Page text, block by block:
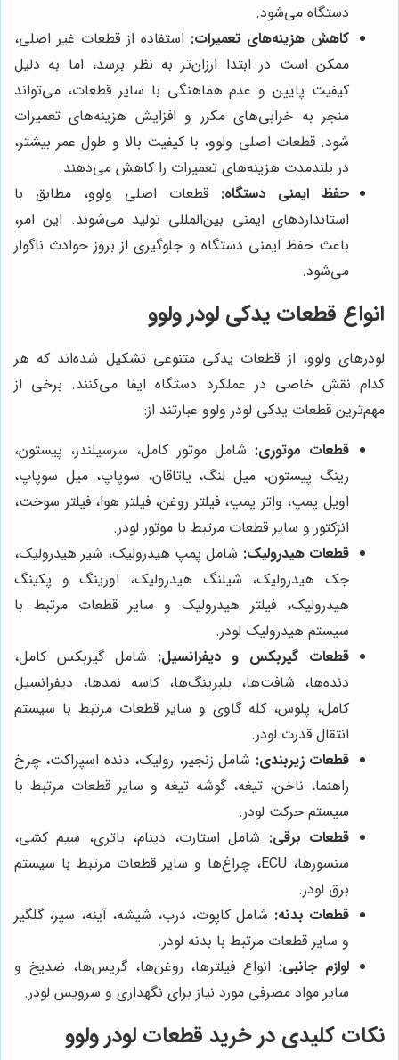
دستگاه می‌شود.
کاهش هزینه‌های تعمیرات: استفاده از قطعات غیر اصلی،
ممکن است در ابتدا ارزان‌تر به نظر برسد، اما به دلیل
کیفیت پایین و عدم هماهنگی با سایر قطعات، می‌تواند
منجر به خرابی‌های مکرر و افزایش هزینه‌های تعمیرات
شود. قطعات اصلی ولوو، با کیفیت بالا و طول عمر بیشتر،
در بلندمدت هزینه‌های تعمیرات را کاهش می‌دهند.
حفظ ایمنی دستگاه: قطعات اصلی ولوو، مطابق با
استانداردهای ایمنی بین‌المللی تولید می‌شوند. این امر،
باعث حفظ ایمنی دستگاه و جلوگیری از بروز حوادث ناگوار
می‌شود.
انواع قطعات یدکی لودر ولوو
لودرهای ولوو، از قطعات یدکی متنوعی تشکیل شده‌اند که هر
کدام نقش خاصی در عملکرد دستگاه ایفا می‌کنند. برخی از
مهم‌ترین قطعات یدکی لودر ولوو عبارتند از:
قطعات موتوری: شامل موتور کامل، سرسیلندر، پیستون،
رینگ پیستون، میل لنگ، یاتاقان، سوپاپ، میل سوپاپ،
اویل پمپ، واتر پمپ، فیلتر روغن، فیلتر هوا، فیلتر سوخت،
انژکتور و سایر قطعات مرتبط با موتور لودر.
قطعات هیدرولیک: شامل پمپ هیدرولیک، شیر هیدرولیک،
جک هیدرولیک، شیلنگ هیدرولیک، اورینگ و پکینگ
هیدرولیک، فیلتر هیدرولیک و سایر قطعات مرتبط با
سیستم هیدرولیک لودر.
قطعات گیربکس و دیفرانسیل: شامل گیربکس کامل،
دنده‌ها، شافت‌ها، بلبرینگ‌ها، کاسه نمدها، دیفرانسیل
کامل، پلوس، کله گاوی و سایر قطعات مرتبط با سیستم
انتقال قدرت لودر.
قطعات زیربندی: شامل زنجیر، رولیک، دنده اسپراکت، چرخ
راهنما، ناخن، تیغه، گوشه تیغه و سایر قطعات مرتبط با
سیستم حرکت لودر.
قطعات برقی: شامل استارت، دینام، باتری، سیم کشی،
سنسورها، ECU، چراغ‌ها و سایر قطعات مرتبط با سیستم
برق لودر.
قطعات بدنه: شامل کاپوت، درب، شیشه، آینه، سپر، گلگیر
و سایر قطعات مرتبط با بدنه لودر.
لوازم جانبی: انواع فیلترها، روغن‌ها، گریس‌ها، ضدیخ و
سایر مواد مصرفی مورد نیاز برای نگهداری و سرویس لودر.
نکات کلیدی در خرید قطعات لودر ولوو